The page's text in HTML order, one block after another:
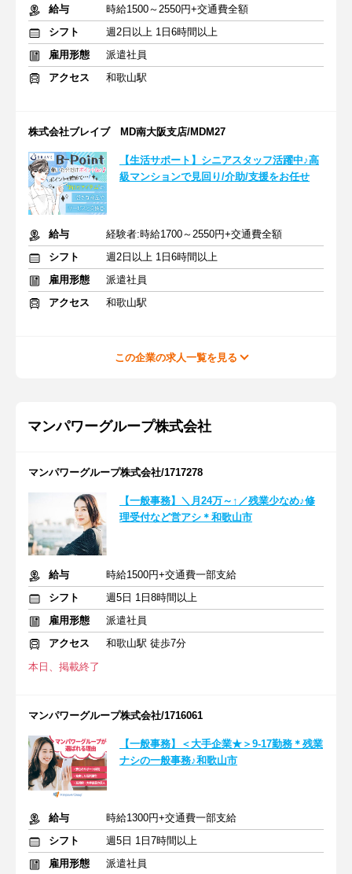
給与
時給1500～2550円+交通費全額
シフト
週2日以上 1日6時間以上
雇用形態
派遣社員
アクセス
和歌山駅
株式会社ブレイブ MD南大阪支店/MDM27
【生活サポート】シニアスタッフ活躍中♪高
級マンションで見回り/介助/支援をお任せ
給与
経験者:時給1700～2550円+交通費全額
シフト
週2日以上 1日6時間以上
雇用形態
派遣社員
アクセス
和歌山駅
この企業の求人一覧を見る
マンパワーグループ株式会社
マンパワーグループ株式会社/1717278
【一般事務】＼月24万～↑／残業少なめ♪修
理受付など営アシ＊和歌山市
給与
時給1500円+交通費一部支給
シフト
週5日 1日8時間以上
雇用形態
派遣社員
アクセス
和歌山駅 徒歩7分
本日、掲載終了
マンパワーグループ株式会社/1716061
【一般事務】＜大手企業★＞9-17勤務＊残業
ナシの一般事務♪和歌山市
給与
時給1300円+交通費一部支給
シフト
週5日 1日7時間以上
雇用形態
派遣社員